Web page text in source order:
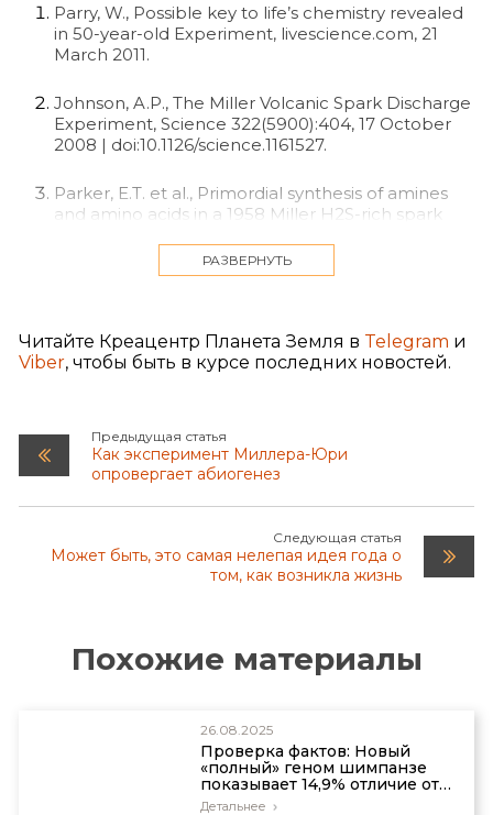
Parry, W., Possible key to life’s chemistry revealed
in 50-year-old Experiment, livescience.com, 21
March 2011.
Johnson, A.P., The Miller Volcanic Spark Discharge
Experiment, Science 322(5900):404, 17 October
2008 | doi:10.1126/science.1161527.
Parker, E.T. et al., Primordial synthesis of amines
and amino acids in a 1958 Miller H2S-rich spark
National Academy of Sciences 108(14):5526–5531,
5 April 2011 | doi:10.1073/pnas.1019191108.
magmas and implications for early Earth’s
atmosphere, Nature 480:79–82, 01 December
Setting the stage for life: Scientists make key
discovery about the atmosphere of early earth,
sciencedaily.com, 30 November 2011.
РАЗВЕРНУТЬ
Читайте Креацентр Планета Земля в Telegram и
Viber, чтобы быть в курсе последних новостей.
Предыдущая статья
Как эксперимент Миллера-Юри
опровергает абиогенез
Следующая статья
Может быть, это самая нелепая идея года о
том, как возникла жизнь
Похожие материалы
26.08.2025
Проверка фактов: Новый
«полный» геном шимпанзе
показывает 14,9% отличие от
генома человека
Детальнее